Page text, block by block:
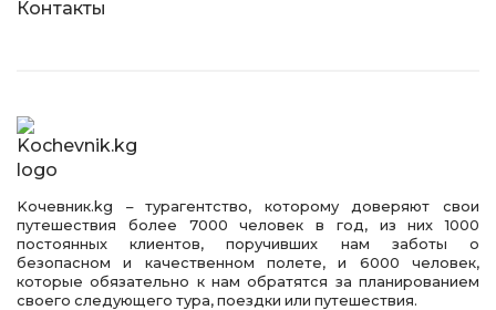
Контакты
Kочевник.kg – турагентство, которому доверяют свои
путешествия более 7000 человек в год, из них 1000
постоянных клиентов, поручивших нам заботы о
безопасном и качественном полете, и 6000 человек,
которые обязательно к нам обратятся за планированием
своего следующего тура, поездки или путешествия.